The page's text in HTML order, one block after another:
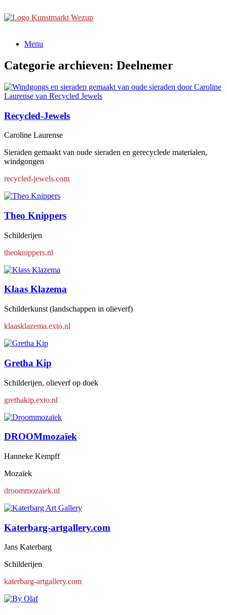
naar
Menu
Categorie archieven: Deelnemer
Recycled-Jewels
Caroline Laurense
Sieraden gemaakt van oude sieraden en gerecyclede materialen,
windgongen
recycled-jewels.com
Theo Knippers
Schilderijen
theoknippers.nl
Klaas Klazema
Schilderkunst (landschappen in olieverf)
klaasklazema.exto.nl
Gretha Kip
Schilderijen, olieverf op doek
grethakip.exto.nl
DROOMmozaïek
Hanneke Kempff
Mozaïek
droommozaiek.nl
Katerbarg-artgallery.com
Jans Katerbarg
Schilderijen
katerbarg-artgallery.com